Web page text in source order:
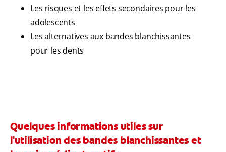
Les risques et les effets secondaires pour les
adolescents
Les alternatives aux bandes blanchissantes
pour les dents
Quelques informations utiles sur
l'utilisation des bandes blanchissantes et